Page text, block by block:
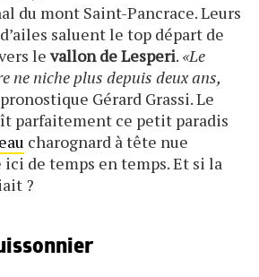
du mont Saint-Pancrace. Leurs
saluent le top départ de
levallon de Lesperi. «Le
ne niche plus depuis deux ans,
Gérard Grassi. Le
parfaitement ce petit paradis
charognard à tête nue
ici de temps en temps. Et si la
?